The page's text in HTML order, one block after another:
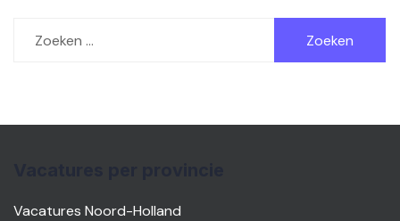
naar:
Vacatures Noord-Holland